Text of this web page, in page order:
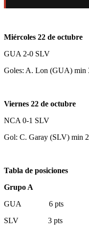
Miércoles 22 de octubre
GUA 2-0 SLV
Goles: A. Lon (GUA) min
Viernes 22 de octubre
NCA 0-1 SLV
Gol: C. Garay (SLV) min
Tabla de posiciones
Grupo A
GUA 6 pts
SLV 3 pts